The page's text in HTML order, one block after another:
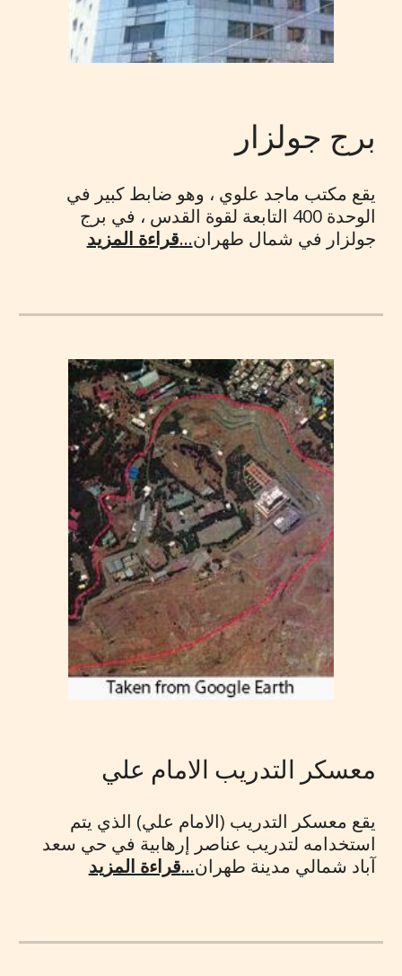
برج جولزار
يقع مكتب ماجد علوي ، وهو ضابط كبير في
الوحدة 400 التابعة لقوة القدس ، في برج
جولزار في شمال طهران...قراءة المزيد
معسكر التدريب الامام علي
يقع معسكر التدريب (الامام علي) الذي يتم
استخدامه لتدريب عناصر إرهابية في حي سعد
آباد شمالي مدينة طهران...قراءة المزيد